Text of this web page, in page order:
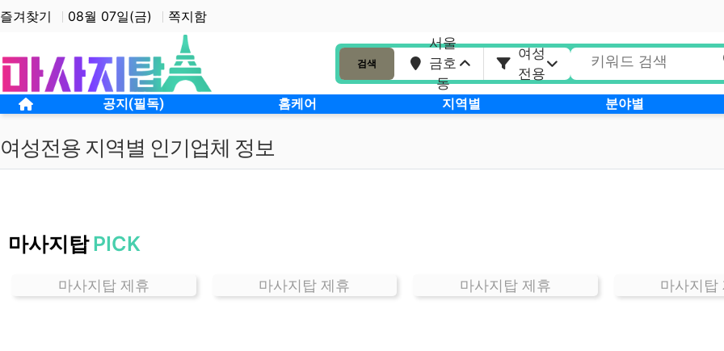
상단 네비
즐겨찾기 08월 07일(금) 쪽지함
검색
서울
금호
동
여성
전용
메인 메뉴 공지(필독) 홈케어 지역별 분야별
홈으로
여성전용 지역별 인기업체 정보
금마사지탑 PICK
마사지탑 제휴 마사지탑 제휴 마사지탑 제휴 마사지탑